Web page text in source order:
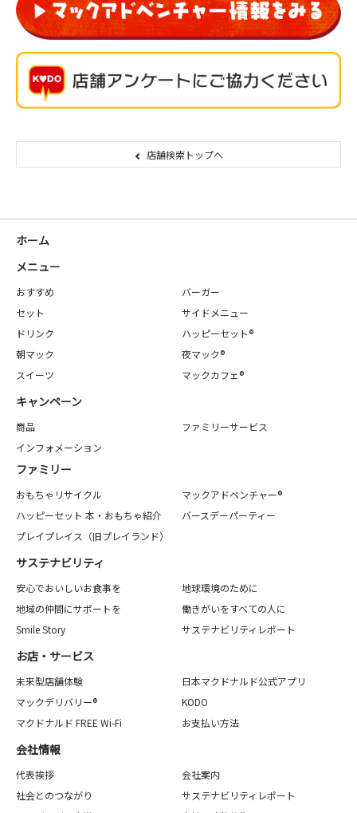
店舗検索トップへ
ホーム
メニュー
おすすめ
バーガー
セット
サイドメニュー
ドリンク
ハッピーセット®
朝マック
夜マック®
スイーツ
マックカフェ®
キャンペーン
商品
ファミリーサービス
インフォメーション
ファミリー
おもちゃリサイクル
マックアドベンチャー®
ハッピーセット 本・おもちゃ紹介
バースデーパーティー
プレイプレイス（旧プレイランド）
サステナビリティ
安心でおいしいお食事を
地球環境のために
地域の仲間にサポートを
働きがいをすべての人に
Smile Story
サステナビリティレポート
お店・サービス
未来型店舗体験
日本マクドナルド公式アプリ
マックデリバリー®
KODO
マクドナルド FREE Wi-Fi
お支払い方法
会社情報
代表挨拶
会社案内
社会とのつながり
サステナビリティレポート